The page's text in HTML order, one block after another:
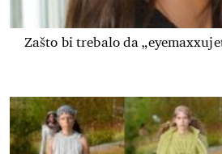
Zašto bi trebalo da